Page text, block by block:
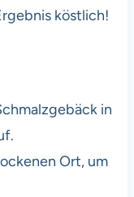
köstlich!
in
Ort, um